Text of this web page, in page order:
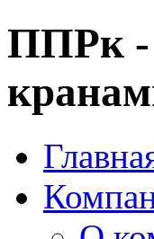
ППРк -